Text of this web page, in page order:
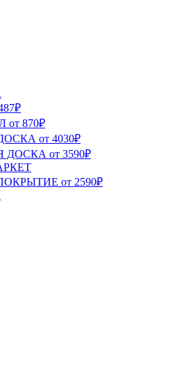
870₽
от 4030₽
от 3590₽
от 2590₽